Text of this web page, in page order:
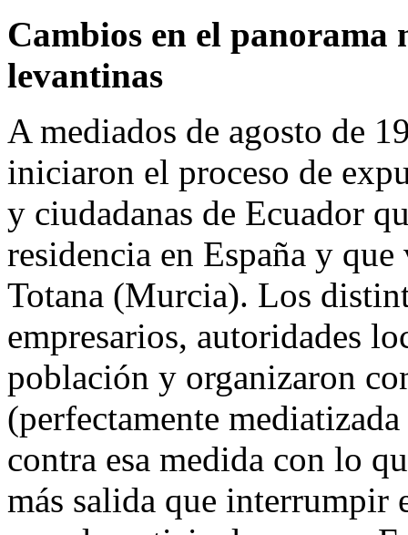
Cambios en el
levantinas
A mediados de agosto de
iniciaron el proceso de
y ciudadanas de Ecuador
residencia en España y
Totana (Murcia). Los
empresarios, autoridades
población y organizaron
(perfectamente
contra esa medida con lo
más salida que interrumpir